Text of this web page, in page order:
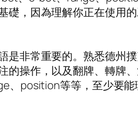
，因為理解你正在使用
非常重要的。熟悉德州
操作，以及翻牌、轉牌
position等等，至少要能